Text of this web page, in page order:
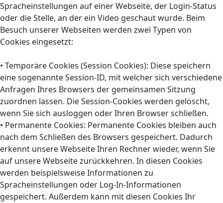
Spracheinstellungen auf einer Webseite, der Login-Status
oder die Stelle, an der ein Video geschaut wurde. Beim
Besuch unserer Webseiten werden zwei Typen von
Cookies eingesetzt:
• Temporäre Cookies (Session Cookies): Diese speichern
eine sogenannte Session-ID, mit welcher sich verschiedene
Anfragen Ihres Browsers der gemeinsamen Sitzung
zuordnen lassen. Die Session-Cookies werden gelöscht,
wenn Sie sich ausloggen oder Ihren Browser schließen.
• Permanente Cookies: Permanente Cookies bleiben auch
nach dem Schließen des Browsers gespeichert. Dadurch
erkennt unsere Webseite Ihren Rechner wieder, wenn Sie
auf unsere Webseite zurückkehren. In diesen Cookies
werden beispielsweise Informationen zu
Spracheinstellungen oder Log-In-Informationen
gespeichert. Außerdem kann mit diesen Cookies Ihr